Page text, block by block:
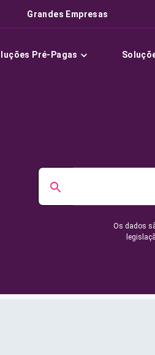
Grandes Empresas
Pré-Pagas
Os dados